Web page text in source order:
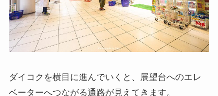
ダイコクを横目に進んでいくと、展望台へのエレ
ベーターへつながる通路が見えてきます。